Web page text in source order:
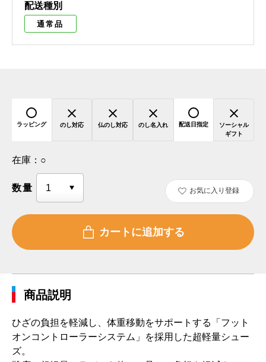
配送種別
通常品
ラッピング のし対応 仏のし対応 のし名入れ 配送日指定
ソーシャル
ギフト
在庫： ○
数量 お気に入り登録
商品説明
ひざの負担を軽減し、体重移動をサポートする「フット
オンコントローラーシステム」を採用した超軽量シュー
ズ。